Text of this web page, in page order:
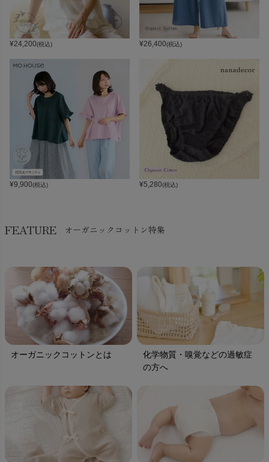
¥24,200(税込) ¥26,400(税込)
¥9,900(税込) ¥5,280(税込)
FEATURE オーガニックコットン特集
オーガニックコットンとは
化学物質・嗅覚などの過敏症
の方へ